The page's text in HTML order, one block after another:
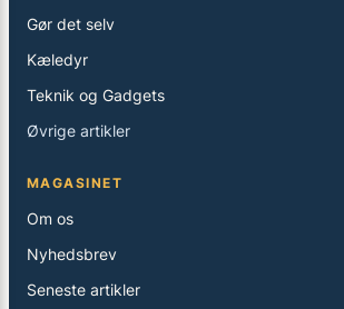
Gør det selv
Kæledyr
Teknik og Gadgets
Øvrige artikler
MAGASINET
Om os
Nyhedsbrev
Seneste artikler